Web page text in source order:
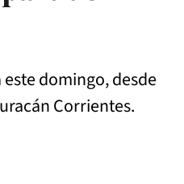
domingo, desde
Corrientes.